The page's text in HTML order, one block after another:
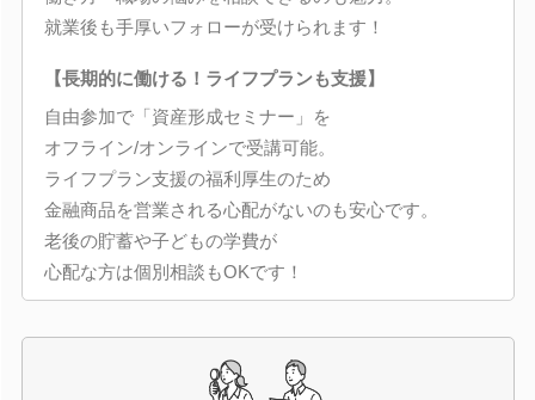
就業後も手厚いフォローが受けられます！
【長期的に働ける！ライフプランも支援】
自由参加で「資産形成セミナー」を
オフライン/オンラインで受講可能。
ライフプラン支援の福利厚生のため
金融商品を営業される心配がないのも安心です。
老後の貯蓄や子どもの学費が
心配な方は個別相談もOKです！